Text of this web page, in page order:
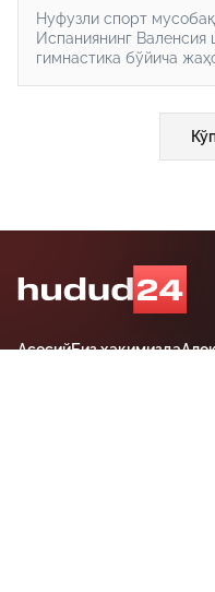
қўлга киритди!
Нуфузли спорт
Испаниянинг Валенсия
гимнастика бўйича
АсосийБиз ҳақимизда